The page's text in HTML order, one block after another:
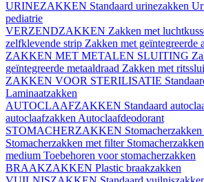
URINEZAKKEN Standaard urinezakken
pediatrie
VERZENDZAKKEN Zakken met
zelfklevende strip Zakken met geïntegreerde
ZAKKEN MET METALEN SLUITING
geïntegreerde metaaldraad Zakken met
ZAKKEN VOOR STERILISATIE
Laminaatzakken
AUTOCLAAFZAKKEN Standaard
autoclaafzakken Autoclaafdeodorant
STOMACHERZAKKEN
Stomacherzakken met filter
medium Toebehoren voor stomacherzakken
BRAAKZAKKEN Plastic braakzakken